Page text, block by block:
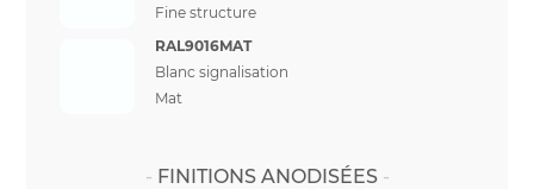
Fine structure
RAL9016MAT
Blanc signalisation
Mat
FINITIONS ANODISÉES